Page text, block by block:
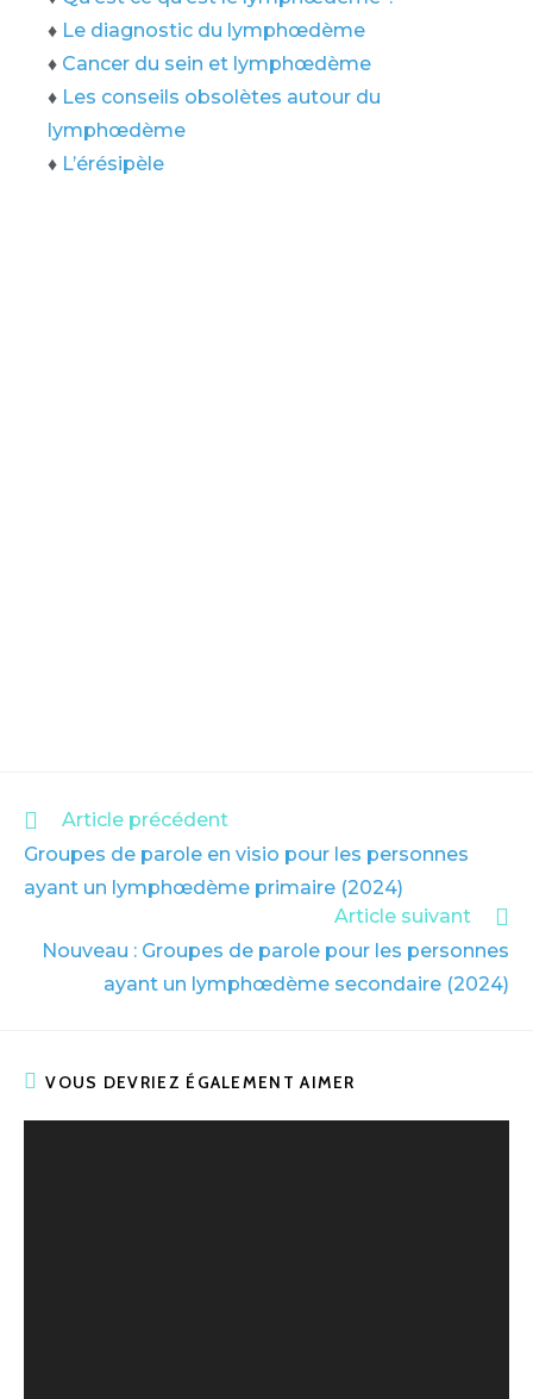
♦ Le diagnostic du lymphœdème
♦ Cancer du sein et lymphœdème
♦ Les conseils obsolètes autour du
lymphœdème
♦ L’érésipèle
Article précédent
Groupes de parole en visio pour les personnes
ayant un lymphœdème primaire (2024)
Article suivant
Nouveau : Groupes de parole pour les personnes
ayant un lymphœdème secondaire (2024)
VOUS DEVRIEZ ÉGALEMENT AIMER